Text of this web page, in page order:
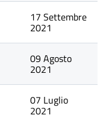
17 Settembre
2021
09 Agosto
2021
07 Luglio
2021